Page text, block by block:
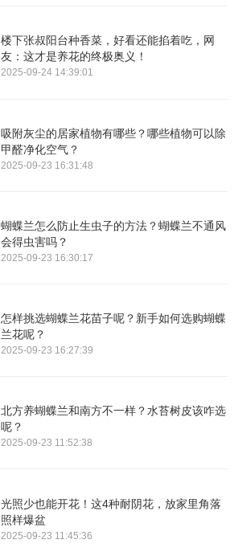
楼下张叔阳台种香菜，好看还能掐着吃，网
友：这才是养花的终极奥义！
2025-09-24 14:39:01
吸附灰尘的居家植物有哪些？哪些植物可以除
甲醛净化空气？
2025-09-23 16:31:48
蝴蝶兰怎么防止生虫子的方法？蝴蝶兰不通风
会得虫害吗？
2025-09-23 16:30:17
怎样挑选蝴蝶兰花苗子呢？新手如何选购蝴蝶
兰花呢？
2025-09-23 16:27:39
北方养蝴蝶兰和南方不一样？水苔树皮该咋选
呢？
2025-09-23 11:52:38
光照少也能开花！这4种耐阴花，放家里角落
照样爆盆
2025-09-23 11:45:36